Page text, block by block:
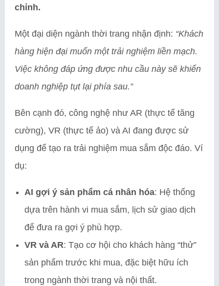
chỉnh.
Một đại diện ngành thời trang nhận định: “Khách
hàng hiện đại muốn một trải nghiệm liền mạch.
Việc không đáp ứng được nhu cầu này sẽ khiến
doanh nghiệp tụt lại phía sau.”
Bên cạnh đó, công nghệ như AR (thực tế tăng
cường), VR (thực tế ảo) và AI đang được sử
dụng để tạo ra trải nghiệm mua sắm độc đáo. Ví
dụ:
AI gợi ý sản phẩm cá nhân hóa: Hệ thống
dựa trên hành vi mua sắm, lịch sử giao dịch
để đưa ra gợi ý phù hợp.
VR và AR: Tạo cơ hội cho khách hàng “thử”
sản phẩm trước khi mua, đặc biệt hữu ích
trong ngành thời trang và nội thất.